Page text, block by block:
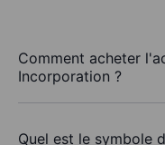
Comment acheter
Incorporation ?
Quel est le symbole